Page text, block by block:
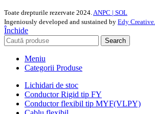
Toate drepturile rezervate 2024.ANPC | SOL
Ingeniously developed and sustained by Edy
Închide
Search
Meniu
Categorii Produse
Lichidari de stoc
Conductor Rigid tip FY
Conductor flexibil tip MYF(VLPY)